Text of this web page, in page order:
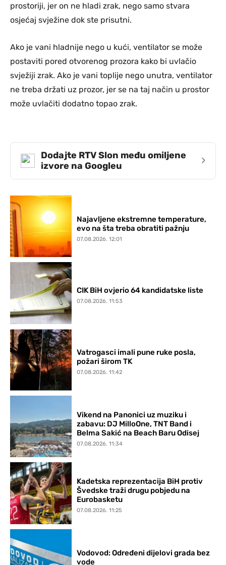
prostoriji, jer on ne hladi zrak, nego samo stvara
osjećaj svježine dok ste prisutni.
Ako je vani hladnije nego u kući, ventilator se može
postaviti pored otvorenog prozora kako bi uvlačio
svježiji zrak. Ako je vani toplije nego unutra, ventilator
ne treba držati uz prozor, jer se na taj način u prostor
može uvlačiti dodatno topao zrak.
Dodajte RTV Slon među omiljene
izvore na Googleu
›
Najavljene ekstremne temperature,
evo na šta treba obratiti pažnju
07.08.2026. 12:01
CIK BiH ovjerio 64 kandidatske liste
07.08.2026. 11:53
Vatrogasci imali pune ruke posla,
požari širom TK
07.08.2026. 11:42
Vikend na Panonici uz muziku i
zabavu: DJ MilloOne, TNT Band i
Belma Sakić na Beach Baru Odisej
07.08.2026. 11:34
Kadetska reprezentacija BiH protiv
Švedske traži drugu pobjedu na
Eurobasketu
07.08.2026. 11:25
Vodovod: Određeni dijelovi grada bez
vode